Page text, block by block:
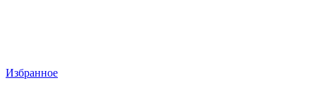
Избранное